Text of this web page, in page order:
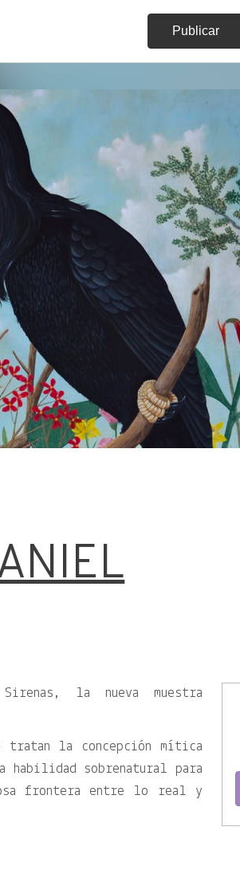
Publicar
la nueva muestra
tratan la concepción mítica
habilidad sobrenatural para
frontera entre lo real y